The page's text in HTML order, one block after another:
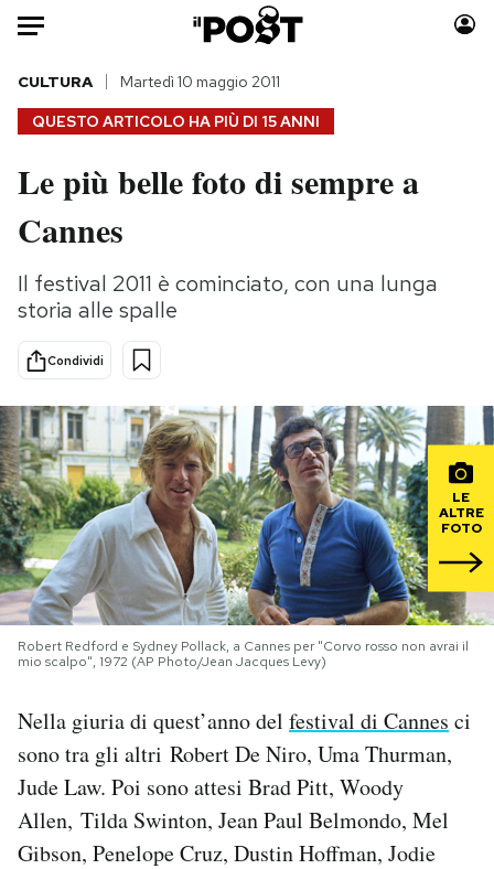
Auto
HOME
Italia
Politica
Tecnologia
Internet
Scienza
Cultura
Economia
Sport
Moda
Storie/Idee
Altrecose
Mondiali calcio 2026
PODCAST
NEWSLETTER
SHOP
CALENDARIO
QUESTO ARTICOLO HA PIÙ DI 15 ANNI
CULTURA Martedì 10 maggio 2011
Le più belle foto di sempre a
Cannes
Il festival 2011 è cominciato, con una lunga
storia alle spalle
Condividi
LE
ALTRE
FOTO
Robert Redford e Sydney Pollack, a Cannes per "Corvo rosso non avrai il
mio scalpo", 1972 (AP Photo/Jean Jacques Levy)
Nella giuria di quest’anno del festival di Cannes ci
sono tra gli altri Robert De Niro, Uma Thurman,
Jude Law. Poi sono attesi Brad Pitt, Woody
Allen, Tilda Swinton, Jean Paul Belmondo, Mel
Gibson, Penelope Cruz, Dustin Hoffman, Jodie